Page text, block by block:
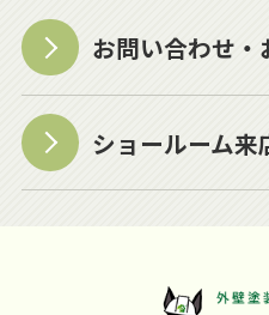
お問い合わせ・
ショールーム来